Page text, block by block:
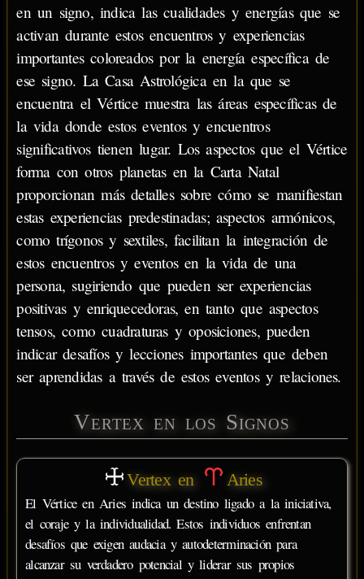
en un signo, indica las cualidades y energías que se
activan durante estos encuentros y experiencias
importantes coloreados por la energía específica de
ese signo. La Casa Astrológica en la que se
encuentra el Vértice muestra las áreas específicas de
la vida donde estos eventos y encuentros
significativos tienen lugar. Los aspectos que el Vértice
forma con otros planetas en la Carta Natal
proporcionan más detalles sobre cómo se manifiestan
estas experiencias predestinadas; aspectos armónicos,
como trígonos y sextiles, facilitan la integración de
estos encuentros y eventos en la vida de una
persona, sugiriendo que pueden ser experiencias
positivas y enriquecedoras, en tanto que aspectos
tensos, como cuadraturas y oposiciones, pueden
indicar desafíos y lecciones importantes que deben
ser aprendidas a través de estos eventos y relaciones.
Vertex en los Signos
Vertex en Aries
El Vértice en Aries indica un destino ligado a la iniciativa,
el coraje y la individualidad. Estos individuos enfrentan
desafíos que exigen audacia y autodeterminación para
alcanzar su verdadero potencial y liderar sus propios